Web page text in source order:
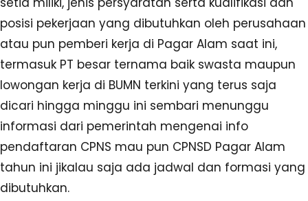
posisi pekerjaan yang dibutuhkan oleh perusahaan
atau pun pemberi kerja di Pagar Alam saat ini,
termasuk PT besar ternama baik swasta maupun
lowongan kerja di BUMN terkini yang terus saja
dicari hingga minggu ini sembari menunggu
informasi dari pemerintah mengenai info
pendaftaran CPNS mau pun CPNSD Pagar Alam
tahun ini jikalau saja ada jadwal dan formasi yang
dibutuhkan.